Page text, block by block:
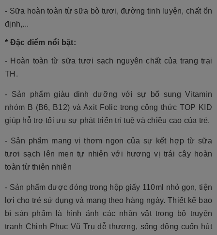
- Sữa hoàn toàn từ sữa bò tươi, đường tinh luyện, chất ổn
định,...
* Đặc điểm nổi bật:
- Hoàn toàn từ sữa tươi sạch nguyên chất của trang trại
TH.
- Sản phẩm giàu dinh dưỡng với sự bổ sung Vitamin
nhóm B (B6, B12) và Axit Folic trong công thức TOP KID
giúp hỗ trợ tối ưu sự phát triển trí tuệ và chiều cao của trẻ.
- Sản phẩm mang vị thơm ngon của sự kết hợp từ sữa
tươi sạch lên men tự nhiên với hương vị trái cây hoàn
toàn từ thiên nhiên
- Sản phẩm được đóng trong hộp giấy 110ml nhỏ gọn, tiện
lợi cho trẻ sử dụng và mang theo hàng ngày. Thiết kế bao
bì sản phẩm là hình ảnh các nhân vật trong bộ truyện
tranh Chinh Phục Vũ Trụ dễ thương, sống động cuốn hút